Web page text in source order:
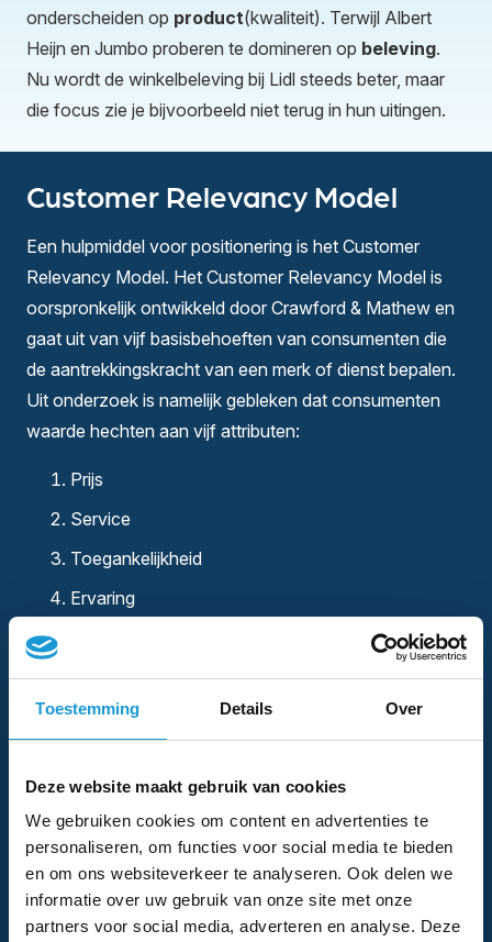
Toestemming Details Over
Deze website maakt gebruik van cookies
We gebruiken cookies om content en advertenties te
personaliseren, om functies voor social media te bieden
en om ons websiteverkeer te analyseren. Ook delen we
informatie over uw gebruik van onze site met onze
partners voor social media, adverteren en analyse. Deze
onderscheiden op product(kwaliteit). Terwijl Albert
Heijn en Jumbo proberen te domineren op beleving.
Nu wordt de winkelbeleving bij Lidl steeds beter, maar
die focus zie je bijvoorbeeld niet terug in hun uitingen.
Customer Relevancy Model
Een hulpmiddel voor positionering is het Customer
Relevancy Model. Het Customer Relevancy Model is
oorspronkelijk ontwikkeld door Crawford & Mathew en
gaat uit van vijf basisbehoeften van consumenten die
de aantrekkingskracht van een merk of dienst bepalen.
Uit onderzoek is namelijk gebleken dat consumenten
waarde hechten aan vijf attributen:
Prijs
Service
Toegankelijkheid
Ervaring
wat betreft de andere drie behoeften zijn zij vaak
vergelijkbaar met andere formules in het speelveld.
Formules die op alle fronten het beste willen zijn,
hebben minder kans op succes, door gebrek aan focus.